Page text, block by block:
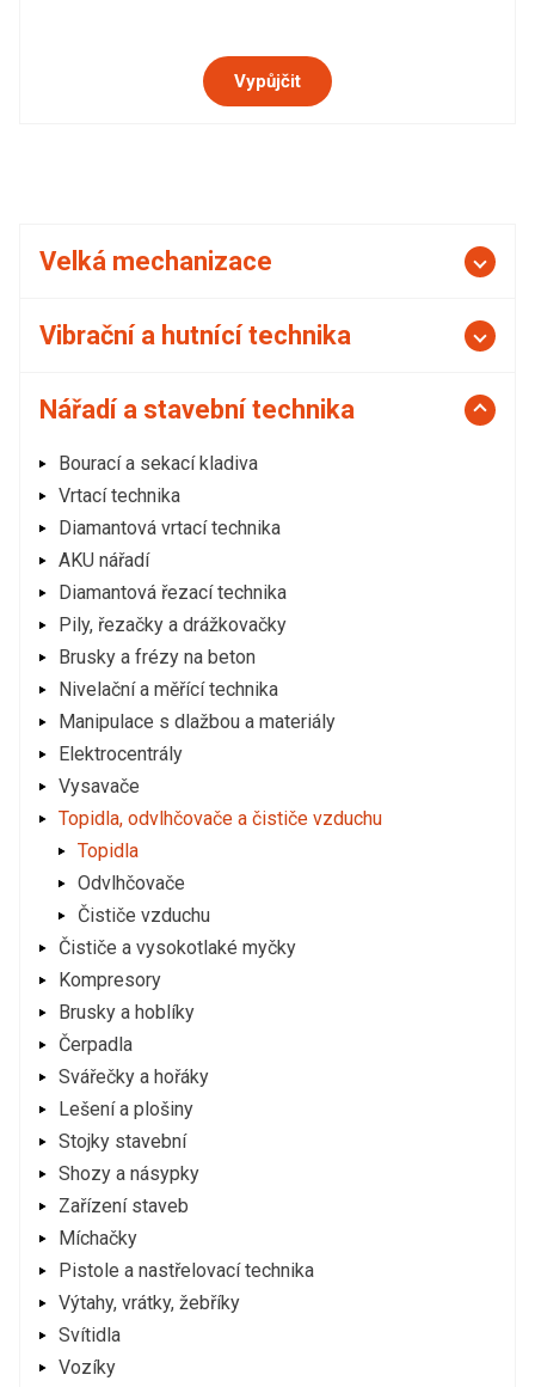
Velká mechanizace
Vibrační a hutnící technika
Nářadí a stavební technika
Bourací a sekací kladiva
Vrtací technika
Diamantová vrtací technika
AKU nářadí
Diamantová řezací technika
Pily, řezačky a drážkovačky
Brusky a frézy na beton
Nivelační a měřící technika
Manipulace s dlažbou a materiály
Elektrocentrály
Vysavače
Topidla, odvlhčovače a čističe vzduchu
Topidla
Odvlhčovače
Čističe vzduchu
Čističe a vysokotlaké myčky
Kompresory
Brusky a hoblíky
Čerpadla
Svářečky a hořáky
Lešení a plošiny
Stojky stavební
Shozy a násypky
Zařízení staveb
Míchačky
Pistole a nastřelovací technika
Výtahy, vrátky, žebříky
Svítidla
Vozíky
Vypůjčit